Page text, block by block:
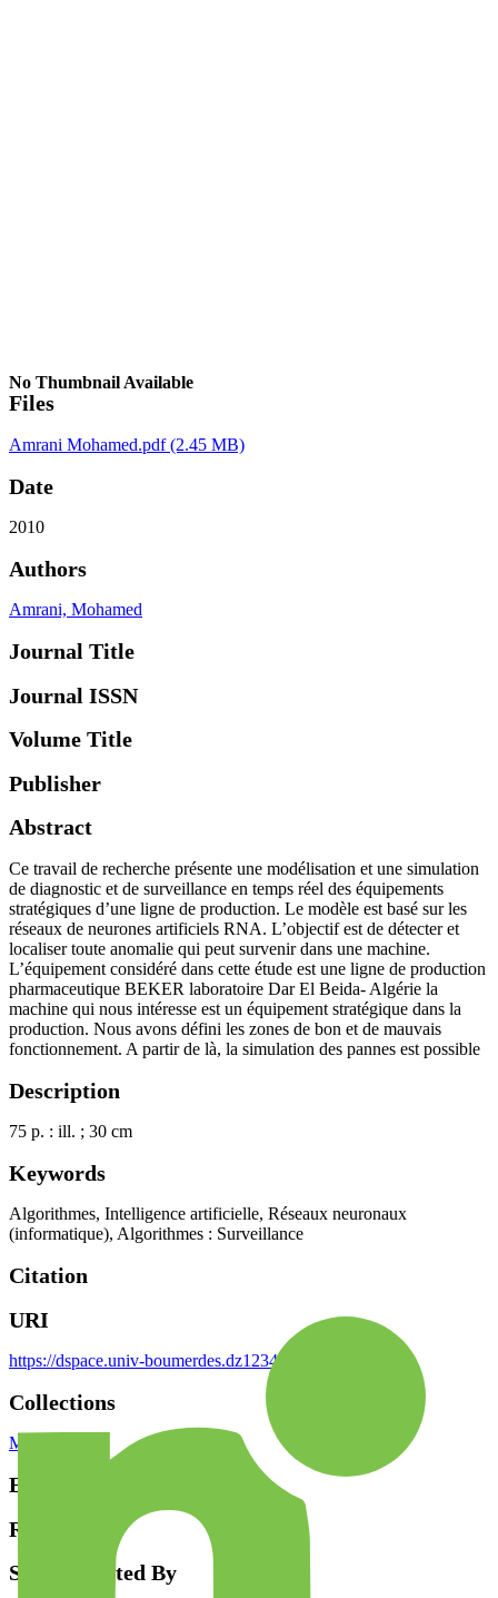
No Thumbnail Available
Files
Amrani Mohamed.pdf(2.45 MB)
Date
2010
Authors
Amrani, Mohamed
Journal Title
Journal ISSN
Volume Title
Publisher
Abstract
Ce travail de recherche présente une modélisation et une simulation
de diagnostic et de surveillance en temps réel des équipements
stratégiques d’une ligne de production. Le modèle est basé sur les
réseaux de neurones artificiels RNA. L’objectif est de détecter et
localiser toute anomalie qui peut survenir dans une machine.
L’équipement considéré dans cette étude est une ligne de production
pharmaceutique BEKER laboratoire Dar El Beida- Algérie la
machine qui nous intéresse est un équipement stratégique dans la
production. Nous avons défini les zones de bon et de mauvais
fonctionnement. A partir de là, la simulation des pannes est possible
Description
75 p. : ill. ; 30 cm
Keywords
Algorithmes, Intelligence artificielle, Réseaux neuronaux
(informatique), Algorithmes : Surveillance
Citation
URI
https://dspace.univ-boumerdes.dz123456789/2008
Collections
Magister
Endorsement
Review
Supplemented By